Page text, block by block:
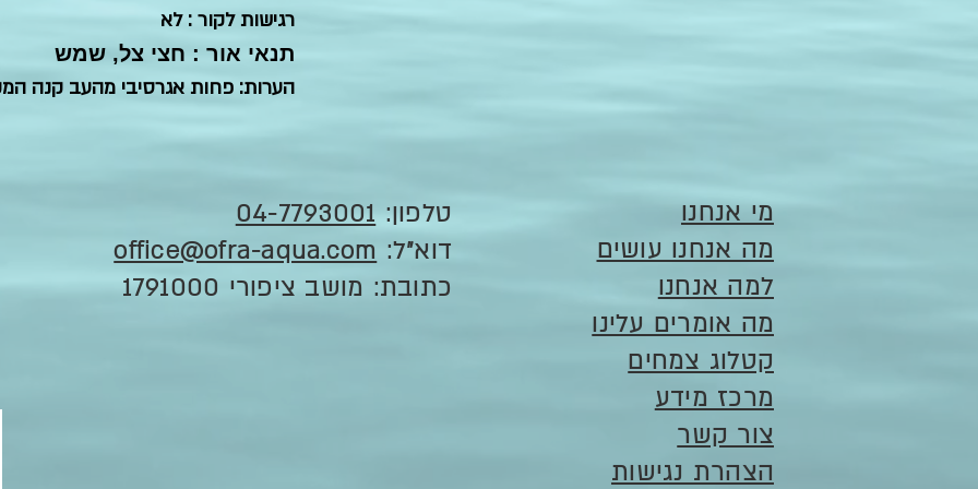
רגישות לקור : לא
תנאי אור : חצי צל, שמש
הערות: פחות אגרסיבי מהעב קנה
טלפון: 04-7793001
דוא"ל: office@ofra-aqua.com
כתובת: מושב ציפורי 1791000
מי אנחנו
מה אנחנו עושים
למה אנחנו
מה אומרים עלינו
קטלוג צמחים
מרכז מידע
צור קשר
הצהרת נגישות